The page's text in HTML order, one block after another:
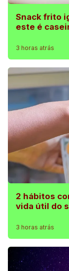
Snack frito
este é
3 horas atrás
2 hábitos
vida útil do
3 horas atrás